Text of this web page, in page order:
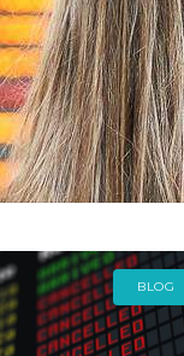
BLOG